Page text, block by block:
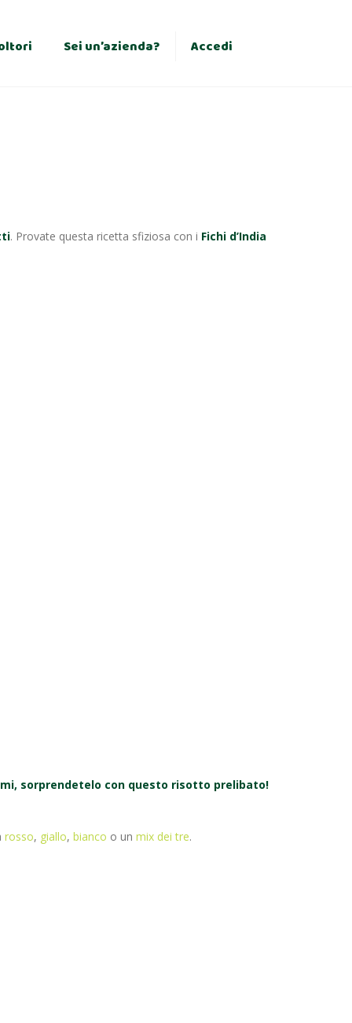
Sei un’azienda? Accedi
. Provate questa ricetta sfiziosa con i Fichi d’India
sorprendetelo con questo risotto prelibato!
rosso, giallo, bianco o un mix dei tre.